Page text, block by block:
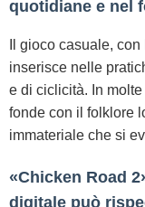
quotidiane e nel
Il gioco casuale,
inserisce nelle
e di ciclicità. In
fonde con il folklore
immateriale che si
«Chicken Road
digitale può